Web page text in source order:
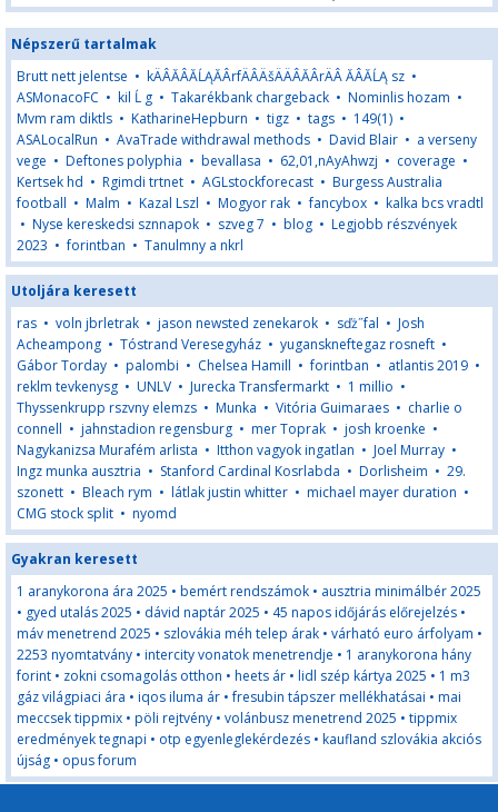
Népszerű tartalmak
Brutt nett jelentse • kÄÂĂÂĂĹĄĂÂrfÄÂÄšÄÄÂĂÂrÄÂ ĂÂĂĹĄ sz •
ASMonacoFC • kil Ĺ g • Takarékbank chargeback • Nominlis hozam •
Mvm ram diktls • KatharineHepburn • tigz • tags • 149(1) •
ASALocalRun • AvaTrade withdrawal methods • David Blair • a verseny
vege • Deftones polyphia • bevallasa • 62,01,nAyAhwzj • coverage •
Kertsek hd • Rgimdi trtnet • AGLstockforecast • Burgess Australia
football • Malm • Kazal Lszl • Mogyor rak •fancybox • kalka bcs vradtl
• Nyse kereskedsi sznnapok • szveg 7 • blog • Legjobb részvények
2023 •forintban • Tanulmny a nkrl
Utoljára keresett
ras • voln jbrletrak • jason newsted zenekarok • sďż˝fal • Josh
Acheampong • Tóstrand Veresegyház • yuganskneftegaz rosneft •
Gábor Torday • palombi • Chelsea Hamill •forintban • atlantis 2019 •
reklm tevkenysg • UNLV • Jurecka Transfermarkt • 1 millio •
Thyssenkrupp rszvny elemzs • Munka • Vitória Guimaraes • charlie o
connell • jahnstadion regensburg • mer Toprak • josh kroenke •
Nagykanizsa Murafém arlista • Itthon vagyok ingatlan • Joel Murray •
Ingz munka ausztria • Stanford Cardinal Kosrlabda • Dorlisheim • 29.
szonett • Bleach rym • látlak justin whitter • michael mayer duration •
CMG stock split • nyomd
Gyakran keresett
1 aranykorona ára 2025 • bemért rendszámok • ausztria minimálbér 2025
• gyed utalás 2025 • dávid naptár 2025 • 45 napos időjárás előrejelzés •
máv menetrend 2025 • szlovákia méh telep árak • várható euro árfolyam •
2253 nyomtatvány • intercity vonatok menetrendje • 1 aranykorona hány
forint • zokni csomagolás otthon • heets ár • lidl szép kártya 2025 • 1 m3
gáz világpiaci ára • iqos iluma ár •fresubin tápszer mellékhatásai • mai
meccsek tippmix • pöli rejtvény • volánbusz menetrend 2025 • tippmix
eredmények tegnapi • otp egyenleglekérdezés • kaufland szlovákia akciós
újság • opus forum